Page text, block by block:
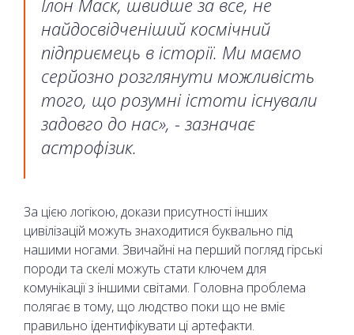
найдосвідченіший космічний
підприємець в історії. Ми маємо
серйозно розглянути можливість
того, що розумні істоти існували
задовго до нас», - зазначає
астрофізик.
За цією логікою, докази присутності інших
цивілізацій можуть знаходитися буквально під
нашими ногами. Звичайні на перший погляд гірські
породи та скелі можуть стати ключем для
комунікації з іншими світами. Головна проблема
полягає в тому, що людство поки що не вміє
правильно ідентифікувати ці артефакти.